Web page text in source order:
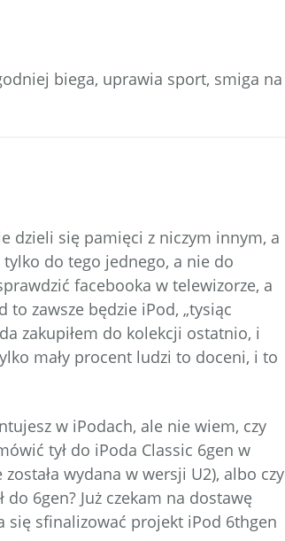
biega, uprawia sport, smiga na
dzieli się pamięci z niczym innym, a
do tego jednego, a nie do
facebooka w telewizorze, a
zawsze będzie iPod, „tysiąc
zakupiłem do kolekcji ostatnio, i
mały procent ludzi to doceni, i to
w iPodach, ale nie wiem, czy
tył do iPoda Classic 6gen w
wydana w wersji U2), albo czy
6gen? Już czekam na dostawę
się sfinalizować projekt iPod 6thgen